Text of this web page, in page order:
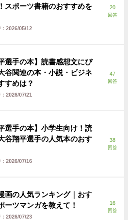
スポーツ書籍のおすすめを
2026/05/12
20
回答
選手の本】読書感想文にぴ
谷関連の本・小説・ビジネ
すめは？
2026/07/21
47
回答
選手の本】小学生向け！読
谷翔平選手の人気本のおす
2026/07/16
38
回答
画の人気ランキング｜おす
ーツマンガを教えて！
2026/07/23
16
回答